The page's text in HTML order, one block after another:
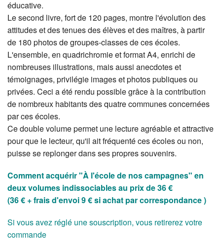
éducative.
Le second livre, fort de 120 pages, montre l'évolution des
attitudes et des tenues des élèves et des maîtres, à partir
de 180 photos de groupes-classes de ces écoles.
L'ensemble, en quadrichromie et format A4, enrichi de
nombreuses illustrations, mais aussi anecdotes et
témoignages, privilégie images et photos publiques ou
privées. Ceci a été rendu possible grâce à la contribution
de nombreux habitants des quatre communes concernées
par ces écoles.
Ce double volume permet une lecture agréable et attractive
pour que le lecteur, qu'il ait fréquenté ces écoles ou non,
puisse se replonger dans ses propres souvenirs.
Comment acquérir "À l'école de nos campagnes" en
deux volumes indissociables au prix de 36 €
(36 € + frais d'envoi 9 € si achat par correspondance )
Si vous avez réglé une souscription, vous retirerez votre
commande